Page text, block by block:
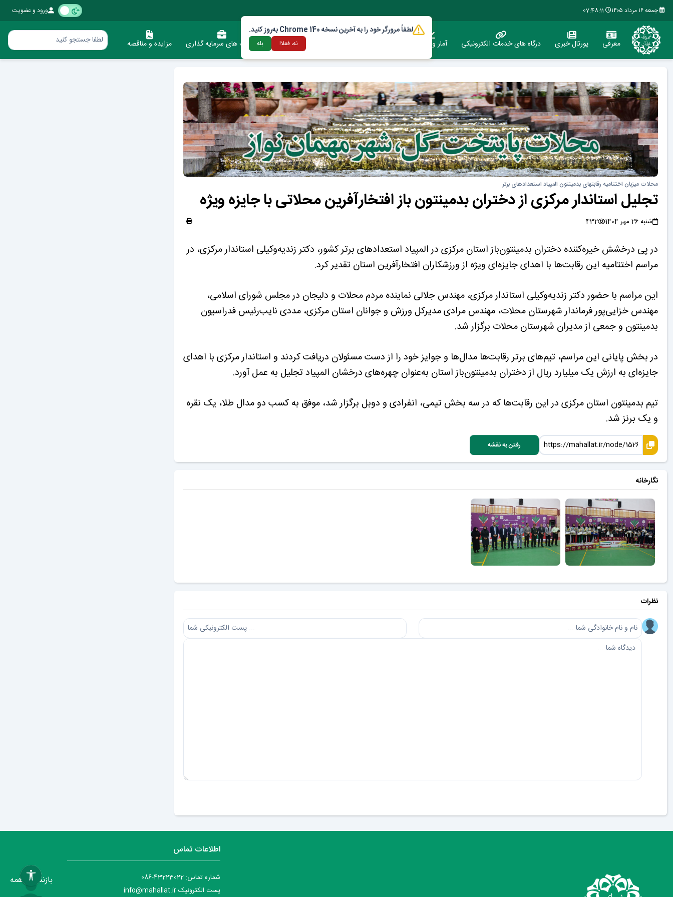
جمعه ۱۶ مرداد ۱۴۰۵ 07:48:11 ورود و عضویت
معرفی پورتال خبری درگاه های خدمات الکترونیکی آمار وعملکرد ارتباط با شهرداری فرصت های سرمایه گذاری مزایده و مناقصه
محلات میزبان اختتامیه رقابتهای بدمینتون المپیاد استعدادهای برتر
تجلیل استاندار مرکزی از دختران بدمینتون باز افتخارآفرین محلاتی با جایزه ویژه
شنبه 26 مهر 1404 432
در پی درخشش خیره‌کننده دختران بدمینتون‌باز استان مرکزی در المپیاد استعدادهای برتر کشور، دکتر زندیه‌وکیلی استاندار مرکزی، در
مراسم اختتامیه این رقابت‌ها با اهدای جایزه‌ای ویژه از ورزشکاران افتخارآفرین استان تقدیر کرد.
این مراسم با حضور دکتر زندیه‌وکیلی استاندار مرکزی، مهندس جلالی نماینده مردم محلات و دلیجان در مجلس شورای اسلامی،
مهندس خزایی‌پور فرماندار شهرستان محلات، مهندس مرادی مدیرکل ورزش و جوانان استان مرکزی، مددی نایب‌رئیس فدراسیون
بدمینتون و جمعی از مدیران شهرستان محلات برگزار شد.
در بخش پایانی این مراسم، تیم‌های برتر رقابت‌ها مدال‌ها و جوایز خود را از دست مسئولان دریافت کردند و استاندار مرکزی با اهدای
جایزه‌ای به ارزش یک میلیارد ریال از دختران بدمینتون‌باز استان به‌عنوان چهره‌های درخشان المپیاد تجلیل به عمل آورد.
تیم بدمینتون استان مرکزی در این رقابت‌ها که در سه بخش تیمی، انفرادی و دوبل برگزار شد، موفق به کسب دو مدال طلا، یک نقره
و یک برنز شد.
رفتن به نقشه
نگارخانه
نظرات
اطلاعات تماس
شماره تماس: 43223022-086
پست الکترونیک info@mahallat.ir
لطفاً مرورگر خود را به آخرین نسخه Chrome 140 به‌روز کنید.
نه، فعلا! بله
بازنشانی همه